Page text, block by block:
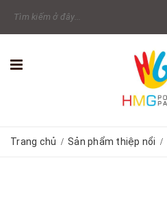
Trang chủ / Sản phẩm thiệp nổi /